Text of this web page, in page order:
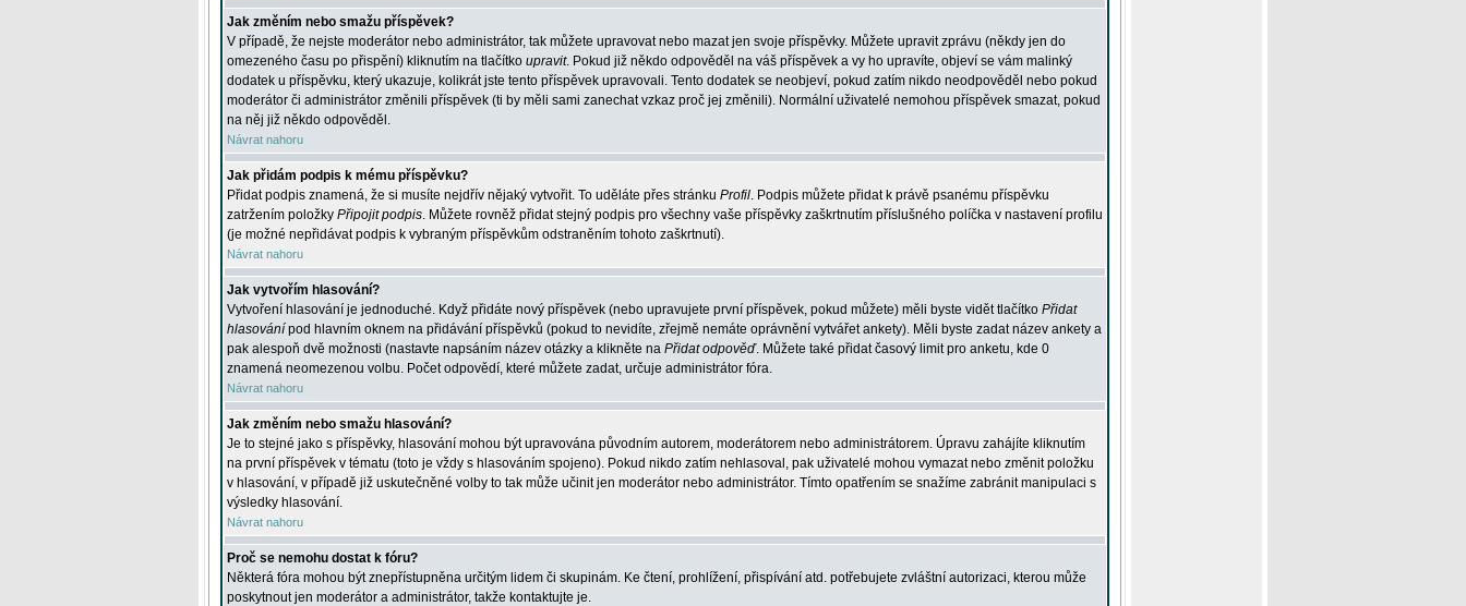
Jak změním nebo smažu příspěvek?
V případě, že nejste moderátor nebo administrátor, tak můžete upravovat nebo mazat jen svoje příspěvky. Můžete upravit zprávu (někdy jen do
omezeného času po přispění) kliknutím na tlačítko upravit. Pokud již někdo odpověděl na váš příspěvek a vy ho upravíte, objeví se vám malinký
dodatek u příspěvku, který ukazuje, kolikrát jste tento příspěvek upravovali. Tento dodatek se neobjeví, pokud zatím nikdo neodpověděl nebo pokud
moderátor či administrátor změnili příspěvek (ti by měli sami zanechat vzkaz proč jej změnili). Normální uživatelé nemohou příspěvek smazat, pokud
na něj již někdo odpověděl.
Návrat nahoru
Jak přidám podpis k mému příspěvku?
Přidat podpis znamená, že si musíte nejdřív nějaký vytvořit. To uděláte přes stránku Profil. Podpis můžete přidat k právě psanému příspěvku
zatržením položky Připojit podpis. Můžete rovněž přidat stejný podpis pro všechny vaše příspěvky zaškrtnutím příslušného políčka v nastavení profilu
(je možné nepřidávat podpis k vybraným příspěvkům odstraněním tohoto zaškrtnutí).
Návrat nahoru
Jak vytvořím hlasování?
Vytvoření hlasování je jednoduché. Když přidáte nový příspěvek (nebo upravujete první příspěvek, pokud můžete) měli byste vidět tlačítko Přidat
hlasování pod hlavním oknem na přidávání příspěvků (pokud to nevidíte, zřejmě nemáte oprávnění vytvářet ankety). Měli byste zadat název ankety a
pak alespoň dvě možnosti (nastavte napsáním název otázky a klikněte na Přidat odpověď. Můžete také přidat časový limit pro anketu, kde 0
znamená neomezenou volbu. Počet odpovědí, které můžete zadat, určuje administrátor fóra.
Návrat nahoru
Jak změním nebo smažu hlasování?
Je to stejné jako s příspěvky, hlasování mohou být upravována původním autorem, moderátorem nebo administrátorem. Úpravu zahájíte kliknutím
na první příspěvek v tématu (toto je vždy s hlasováním spojeno). Pokud nikdo zatím nehlasoval, pak uživatelé mohou vymazat nebo změnit položku
v hlasování, v případě již uskutečněné volby to tak může učinit jen moderátor nebo administrátor. Tímto opatřením se snažíme zabránit manipulaci s
výsledky hlasování.
Návrat nahoru
Proč se nemohu dostat k fóru?
Některá fóra mohou být znepřístupněna určitým lidem či skupinám. Ke čtení, prohlížení, přispívání atd. potřebujete zvláštní autorizaci, kterou může
poskytnout jen moderátor a administrátor, takže kontaktujte je.